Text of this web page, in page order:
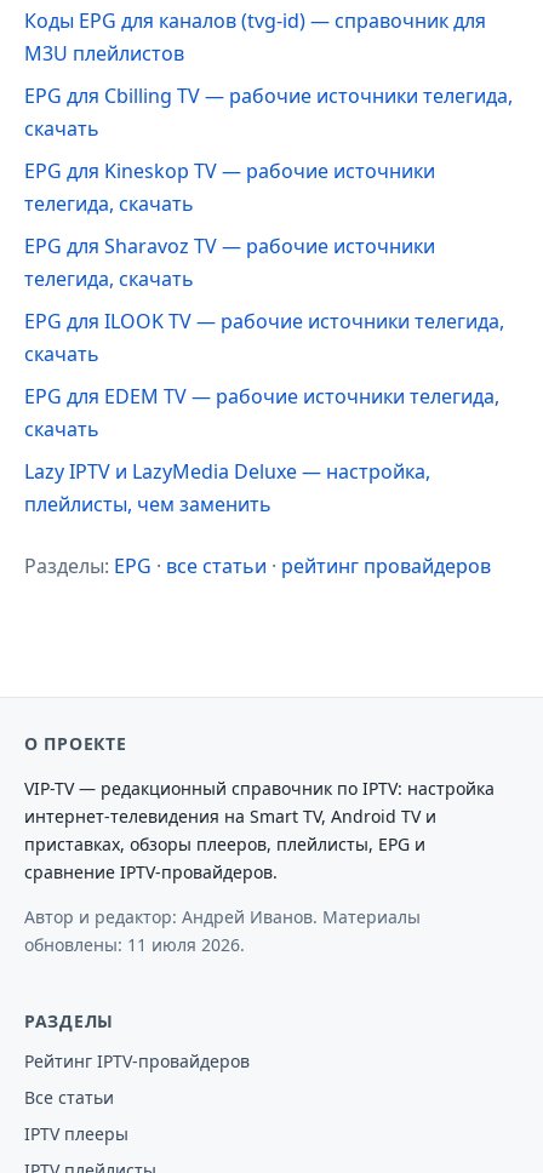
Коды EPG для каналов (tvg-id) — справочник для
M3U плейлистов
EPG для Cbilling TV — рабочие источники телегида,
скачать
EPG для Kineskop TV — рабочие источники
телегида, скачать
EPG для Sharavoz TV — рабочие источники
телегида, скачать
EPG для ILOOK TV — рабочие источники телегида,
скачать
EPG для EDEM TV — рабочие источники телегида,
скачать
Lazy IPTV и LazyMedia Deluxe — настройка,
плейлисты, чем заменить
Разделы: EPG · все статьи · рейтинг провайдеров
О ПРОЕКТЕ
VIP-TV — редакционный справочник по IPTV: настройка
интернет-телевидения на Smart TV, Android TV и
приставках, обзоры плееров, плейлисты, EPG и
сравнение IPTV-провайдеров.
Автор и редактор: Андрей Иванов. Материалы
обновлены: 11 июля 2026.
РАЗДЕЛЫ
Рейтинг IPTV-провайдеров
Все статьи
IPTV плееры